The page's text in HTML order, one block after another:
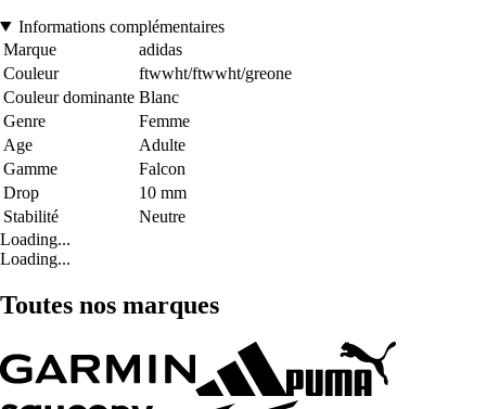
Informations complémentaires
Marque
adidas
Couleur
ftwwht/ftwwht/greone
Couleur dominante Blanc
Genre
Femme
Age
Adulte
Gamme
Falcon
Drop
10 mm
Stabilité
Neutre
Loading...
Loading...
Toutes nos marques